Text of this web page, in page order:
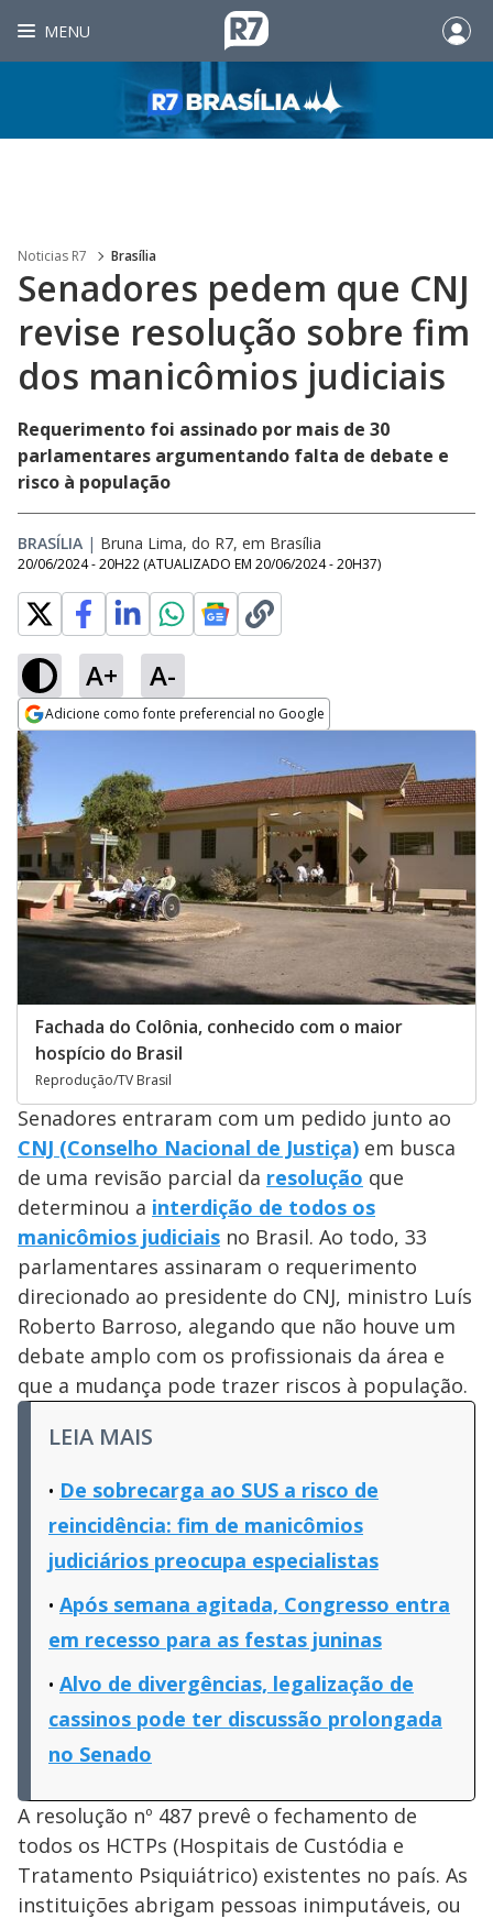
MENU
Noticias R7 Brasília
Senadores pedem que CNJ
revise resolução sobre fim
dos manicômios judiciais
Requerimento foi assinado por mais de 30
parlamentares argumentando falta de debate e
risco à população
BRASÍLIA | Bruna Lima, do R7, em Brasília
20/06/2024 - 20H22 (ATUALIZADO EM 20/06/2024 - 20H37)
A+ A-
Adicione como fonte preferencial no Google
Opens in new window
Fachada do Colônia, conhecido com o maior
hospício do Brasil
Reprodução/TV Brasil
Senadores entraram com um pedido junto ao
CNJ (Conselho Nacional de Justiça) em busca
de uma revisão parcial da resolução que
determinou a interdição de todos os
manicômios judiciais no Brasil. Ao todo, 33
parlamentares assinaram o requerimento
direcionado ao presidente do CNJ, ministro Luís
Roberto Barroso, alegando que não houve um
debate amplo com os profissionais da área e
que a mudança pode trazer riscos à população.
LEIA MAIS
De sobrecarga ao SUS a risco de
reincidência: fim de manicômios
judiciários preocupa especialistas
Após semana agitada, Congresso entra
em recesso para as festas juninas
Alvo de divergências, legalização de
cassinos pode ter discussão prolongada
no Senado
A resolução nº 487 prevê o fechamento de
todos os HCTPs (Hospitais de Custódia e
Tratamento Psiquiátrico) existentes no país. As
instituições abrigam pessoas inimputáveis, ou